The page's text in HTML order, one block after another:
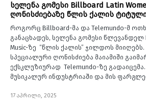
სელენა გომესი Billboard Latin
ღონისძიებაზე წლის ქალის
როგორც Billboard-მა და Telemundo-მ
განაცხადეს, სელენა გომესი წლევანდელ
Music-ზე “წლის ქალის” ჯილდოს
სპეციალური ღონისძიება მაიამიში
ექსკლუზიურად Telemundo-ზე
მუსიკალურ ინდუსტრიაში და მის
17 აპრილი, 2025